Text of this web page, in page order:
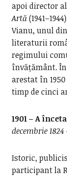
apoi director al
Artă
Vianu, unul
literaturii
regimului
învățământ.
arestat în
timp de cinci
1901 – A
decembrie
Istoric,
participant la